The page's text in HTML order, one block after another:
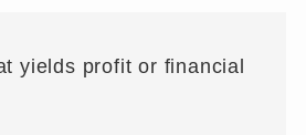
yields profit or financial